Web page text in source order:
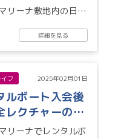
リーナ敷地内の日陰
ープ、桟橋など凍結す
があります。滑りやす
詳細を見る
フ 2025年02月01日
ルボート入会後
レクチャーの受
要となります。
リーナでレンタルボ